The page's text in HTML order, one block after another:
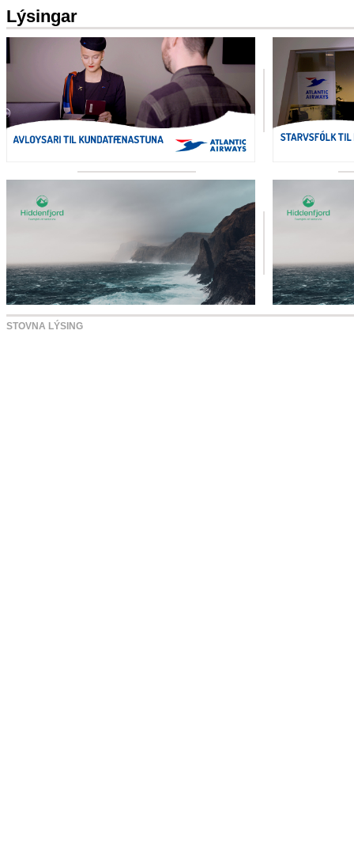
Lýsingar
STOVNA LÝSING